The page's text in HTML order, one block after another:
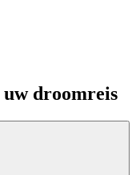
uw droomreis